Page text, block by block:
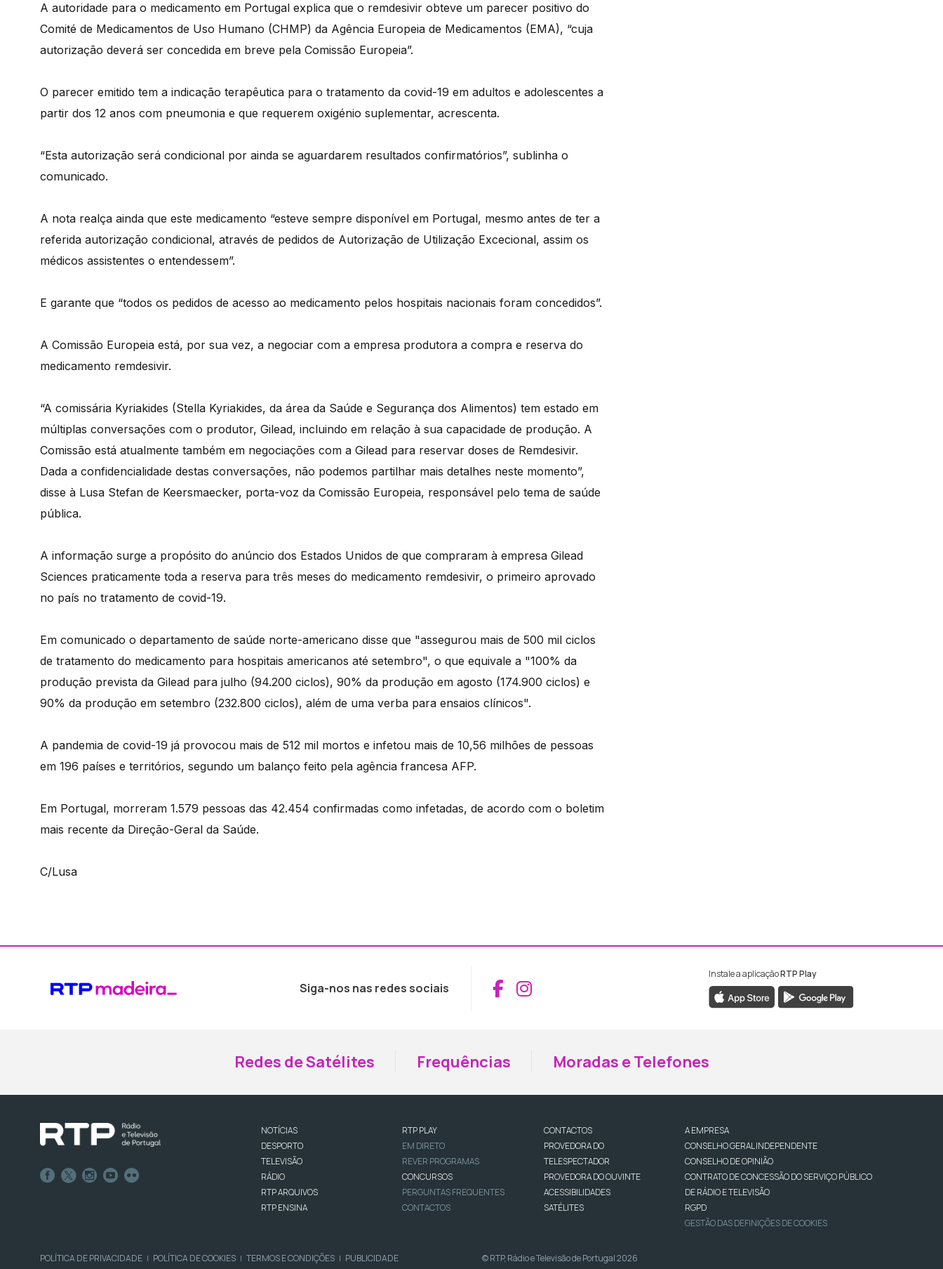
A autoridade para o medicamento em Portugal explica que o remdesivir obteve um parecer positivo do
Comité de Medicamentos de Uso Humano (CHMP) da Agência Europeia de Medicamentos (EMA), “cuja
autorização deverá ser concedida em breve pela Comissão Europeia”.
O parecer emitido tem a indicação terapêutica para o tratamento da covid-19 em adultos e adolescentes a
partir dos 12 anos com pneumonia e que requerem oxigénio suplementar, acrescenta.
“Esta autorização será condicional por ainda se aguardarem resultados confirmatórios”, sublinha o
comunicado.
A nota realça ainda que este medicamento “esteve sempre disponível em Portugal, mesmo antes de ter a
referida autorização condicional, através de pedidos de Autorização de Utilização Excecional, assim os
médicos assistentes o entendessem”.
E garante que “todos os pedidos de acesso ao medicamento pelos hospitais nacionais foram concedidos”.
A Comissão Europeia está, por sua vez, a negociar com a empresa produtora a compra e reserva do
medicamento remdesivir.
“A comissária Kyriakides (Stella Kyriakides, da área da Saúde e Segurança dos Alimentos) tem estado em
múltiplas conversações com o produtor, Gilead, incluindo em relação à sua capacidade de produção. A
Comissão está atualmente também em negociações com a Gilead para reservar doses de Remdesivir.
Dada a confidencialidade destas conversações, não podemos partilhar mais detalhes neste momento”,
disse à Lusa Stefan de Keersmaecker, porta-voz da Comissão Europeia, responsável pelo tema de saúde
pública.
A informação surge a propósito do anúncio dos Estados Unidos de que compraram à empresa Gilead
Sciences praticamente toda a reserva para três meses do medicamento remdesivir, o primeiro aprovado
no país no tratamento de covid-19.
Em comunicado o departamento de saúde norte-americano disse que "assegurou mais de 500 mil ciclos
de tratamento do medicamento para hospitais americanos até setembro", o que equivale a "100% da
produção prevista da Gilead para julho (94.200 ciclos), 90% da produção em agosto (174.900 ciclos) e
90% da produção em setembro (232.800 ciclos), além de uma verba para ensaios clínicos".
A pandemia de covid-19 já provocou mais de 512 mil mortos e infetou mais de 10,56 milhões de pessoas
em 196 países e territórios, segundo um balanço feito pela agência francesa AFP.
Em Portugal, morreram 1.579 pessoas das 42.454 confirmadas como infetadas, de acordo com o boletim
mais recente da Direção-Geral da Saúde.
C/Lusa
Siga-nos nas redes sociais Aceder ao Facebook da RTP Madeira
Aceder ao Instagram da RTP Madeira
Instale a aplicaçãoRTP Play
Redes de Satélites Frequências Moradas e Telefones
NOTÍCIAS
DESPORTO
TELEVISÃO
RÁDIO
RTP ARQUIVOS
RTP ENSINA
RTP PLAY
EM DIRETO
REVER PROGRAMAS
CONCURSOS
PERGUNTAS FREQUENTES
CONTACTOS
CONTACTOS
PROVEDORA DO
TELESPECTADOR
PROVEDORA DO OUVINTE
ACESSIBILIDADES
SATÉLITES
A EMPRESA
CONSELHO GERAL INDEPENDENTE
CONSELHO DE OPINIÃO
CONTRATO DE CONCESSÃO DO SERVIÇO PÚBLICO
DE RÁDIO E TELEVISÃO
RGPD
GESTÃO DAS DEFINIÇÕES DE COOKIES
POLÍTICA DE PRIVACIDADE | POLÍTICA DE COOKIES | TERMOS E CONDIÇÕES | PUBLICIDADE © RTP, Rádio e Televisão de Portugal 2026